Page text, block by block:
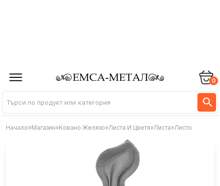
0
Начало»Магазин»Ковано Желязо»Листа И Цветя»Листа»Листо